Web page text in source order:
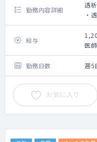
勤務内容詳細
透
・
を
・
・
月
・
立
・
給与
医
医
勤務日数 週5
お気に入り